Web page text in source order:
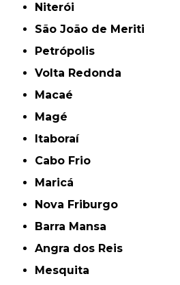
Niterói
São João de Meriti
Petrópolis
Volta Redonda
Macaé
Magé
Itaboraí
Cabo Frio
Maricá
Nova Friburgo
Barra Mansa
Angra dos Reis
Mesquita